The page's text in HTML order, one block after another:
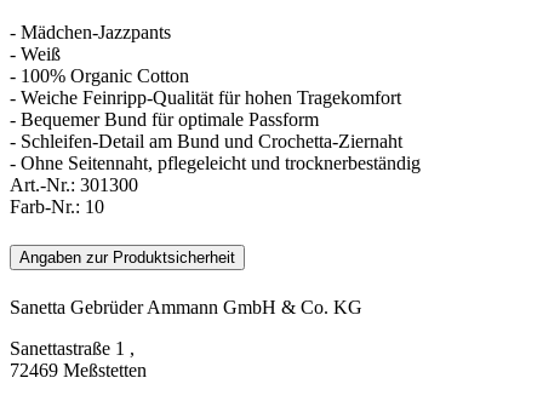
- Mädchen-Jazzpants
- Weiß
- 100% Organic Cotton
- Weiche Feinripp-Qualität für hohen Tragekomfort
- Bequemer Bund für optimale Passform
- Schleifen-Detail am Bund und Crochetta-Ziernaht
- Ohne Seitennaht, pflegeleicht und trocknerbeständig
Art.-Nr.: 301300
Farb-Nr.: 10
Angaben zur Produktsicherheit
Sanetta Gebrüder Ammann GmbH & Co. KG
Sanettastraße 1 ,
72469 Meßstetten